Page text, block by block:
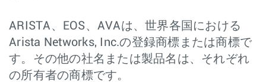
ARISTA、EOS、AVAは、世界各国における
Arista Networks, Inc.の登録商標または商標で
す。その他の社名または製品名は、それぞれ
の所有者の商標です。